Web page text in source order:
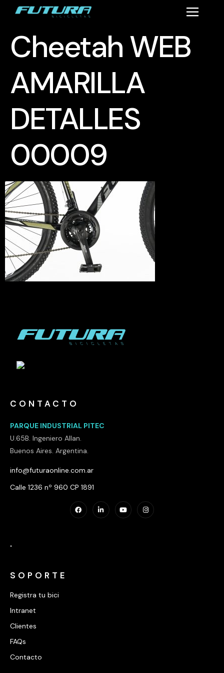
Cheetah WEB
AMARILLA
DETALLES
00009
CONTACTO
PARQUE INDUSTRIAL PITEC
U.65B. Ingeniero Allan.
Buenos Aires. Argentina.
info@futuraonline.com.ar
Calle 1236 nº 960 CP 1891
.
SOPORTE
Registra tu bici
Intranet
Clientes
FAQs
Contacto